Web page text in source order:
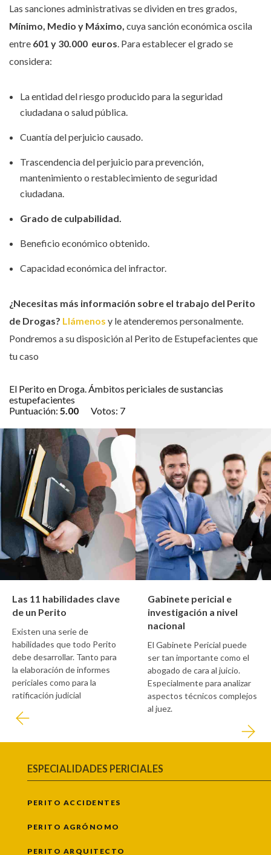
Las sanciones administrativas se dividen en tres grados,
Mínimo, Medio y Máximo, cuya sanción económica oscila
entre 601 y 30.000 euros. Para establecer el grado se
considera:
La entidad del riesgo producido para la seguridad
ciudadana o salud pública.
Cuantía del perjuicio causado.
Trascendencia del perjuicio para prevención,
mantenimiento o restablecimiento de seguridad
ciudadana.
Grado de culpabilidad.
Beneficio económico obtenido.
Capacidad económica del infractor.
¿Necesitas más información sobre el trabajo del Perito
de Drogas? Llámenos y le atenderemos personalmente.
Pondremos a su disposición al Perito de Estupefacientes que
tu caso
El Perito en Droga. Ámbitos periciales de sustancias
estupefacientes
Puntuación: 5.00 Votos: 7
Las 11 habilidades clave
de un Perito
Existen una serie de
habilidades que todo Perito
debe desarrollar. Tanto para
la elaboración de informes
periciales como para la
ratificación judicial
Gabinete pericial e
investigación a nivel
nacional
El Gabinete Pericial puede
ser tan importante como el
abogado de cara al juicio.
Especialmente para analizar
aspectos técnicos complejos
al juez.
ESPECIALIDADES PERICIALES
PERITO ACCIDENTES
PERITO AGRÓNOMO
PERITO ARQUITECTO